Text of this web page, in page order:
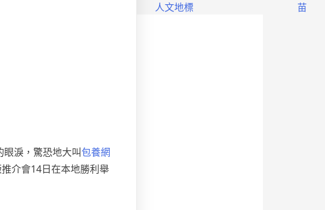
眼淚，驚恐地大叫包養網
介會14日在本地勝利舉
人文地標
苗